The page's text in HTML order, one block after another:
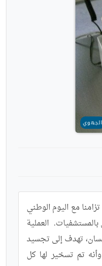
الجهوي